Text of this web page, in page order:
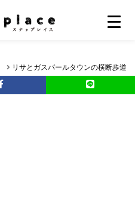
リサとガスパールタウンの横断歩道